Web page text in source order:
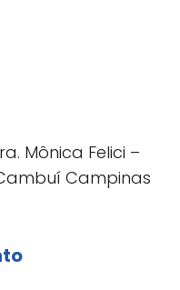
Mônica Felici –
Campinas